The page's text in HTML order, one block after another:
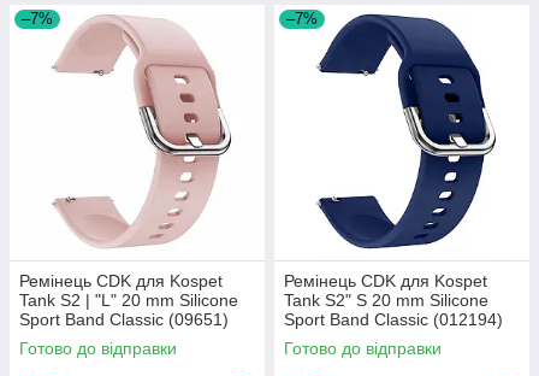
–7%
Ремінець CDK для Kospet
Tank S2 | "L" 20 mm Silicone
Sport Band Classic (09651)
(pink)
Готово до відправки
–7%
Ремінець CDK для Kospet
Tank S2" S 20 mm Silicone
Sport Band Classic (012194)
(dark blue)
Готово до відправки